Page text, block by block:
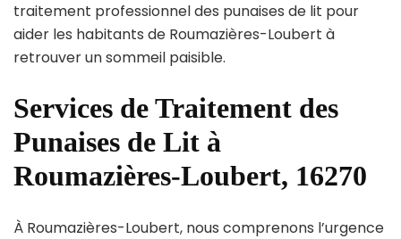
traitement professionnel des punaises de lit pour
aider les habitants de Roumazières-Loubert à
retrouver un sommeil paisible.
Services de Traitement des
Punaises de Lit à
Roumazières-Loubert, 16270
À Roumazières-Loubert, nous comprenons l’urgence